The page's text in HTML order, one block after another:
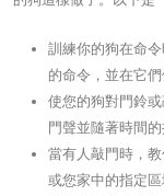
訓練你的狗在命令
的命令，並在它們
使您的狗對門鈴
門聲並隨著時間
當有人敲門時，
或您家中的指定